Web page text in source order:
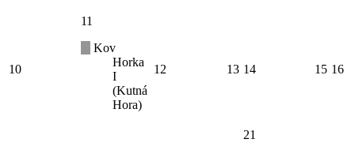
10
11
Kov
Horka
I
(Kutná
Hora)
12 13 14 15 16
21